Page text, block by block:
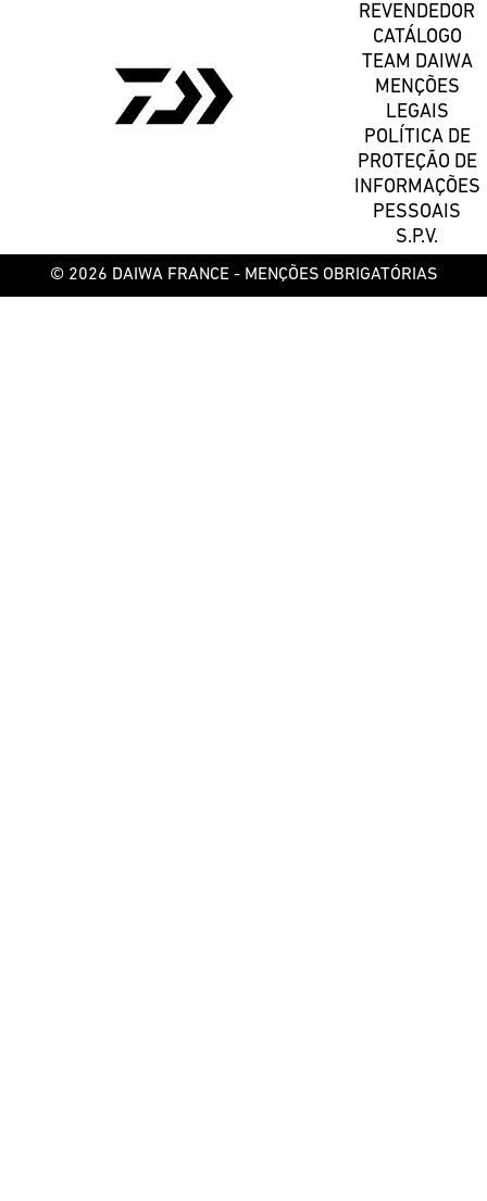
REVENDEDOR
CATÁLOGO
TEAM DAIWA
MENÇÕES
LEGAIS
POLÍTICA DE
PROTEÇÃO DE
INFORMAÇÕES
PESSOAIS
S.P.V.
© 2026 DAIWA FRANCE - MENÇÕES OBRIGATÓRIAS